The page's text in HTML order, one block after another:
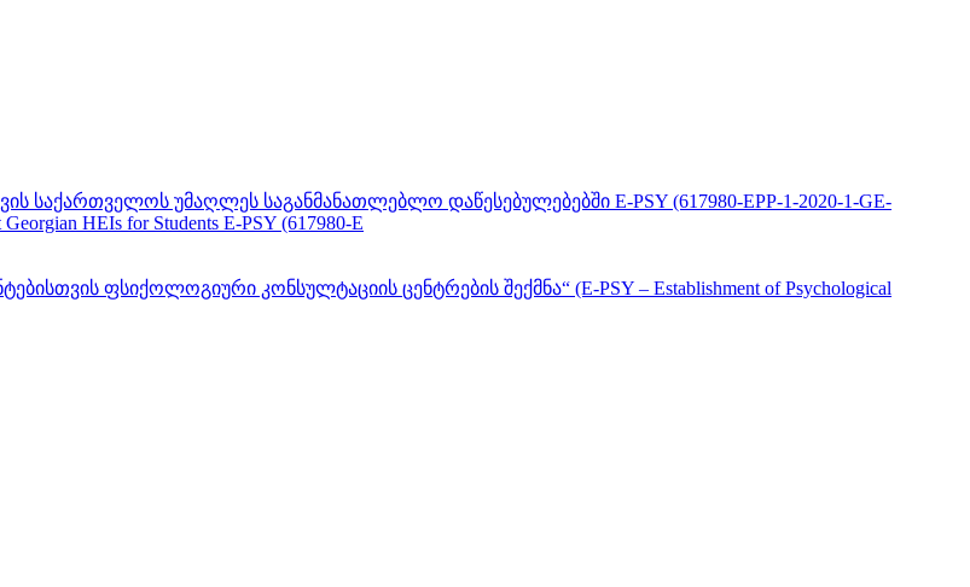
საქართველოს უმაღლეს საგანმანათლებლო დაწესებულებებში E-PSY (617980-EPP-1-2020-1-GE-
HEIs for Students E-PSY (617980-E
ფსიქოლოგიური კონსულტაციის ცენტრების შექმნა“ (E-PSY – Establishment of Psychological